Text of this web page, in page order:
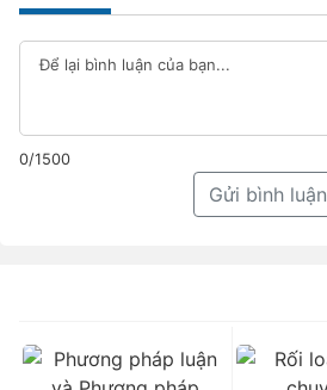
0/1500
Gửi bình luận